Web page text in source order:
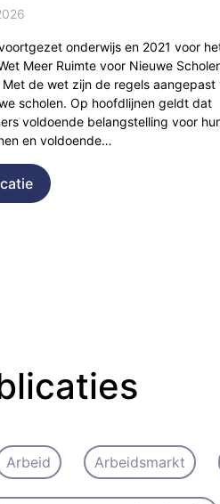
onderwijs en 2021 voor
Meer Ruimte voor Nieuwe
de wet zijn de regels aangepast
scholen. Op hoofdlijnen geldt dat
voldoende belangstelling voor
en voldoende…
Arbeid Arbeidsmarkt